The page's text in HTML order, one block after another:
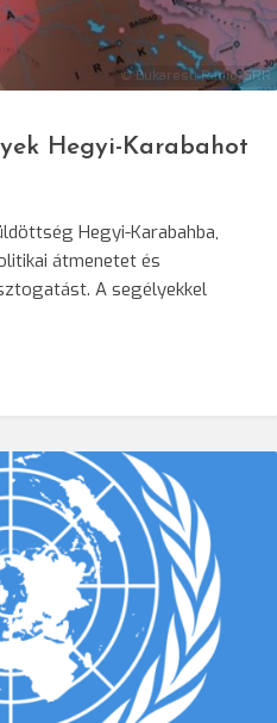
© Bukaresti Rádió/SRR
Hegyi-Karabahot
Hegyi-Karabahba,
átmenetet és
A segélyekkel